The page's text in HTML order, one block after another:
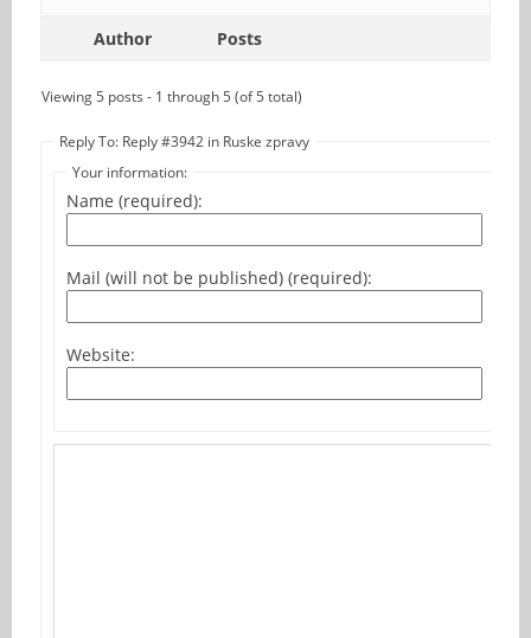
Author Posts
Viewing 5 posts - 1 through 5 (of 5 total)
Reply To: Reply #3942 in Ruske zpravy
Your information:
Name (required):
Mail (will not be published) (required):
Website: